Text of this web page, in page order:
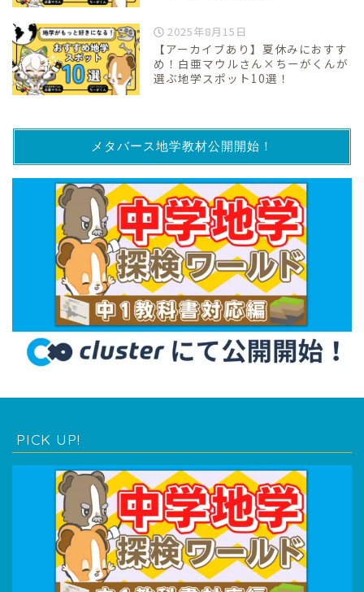
2025年8月15日
【アーカイブあり】夏休みにおすす
め！白亜マウルさん×ちーがくんが
選ぶ地学スポット10選！
メタバース地学教材公開開始！
PICK UP!